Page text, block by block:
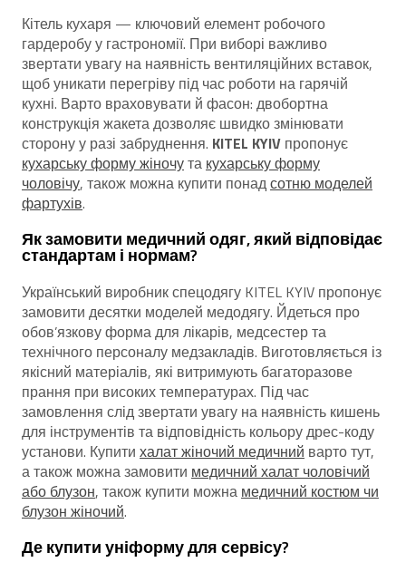
Кітель кухаря — ключовий елемент робочого
гардеробу у гастрономії. При виборі важливо
звертати увагу на наявність вентиляційних вставок,
щоб уникати перегріву під час роботи на гарячій
кухні. Варто враховувати й фасон: двобортна
конструкція жакета дозволяє швидко змінювати
сторону у разі забруднення. KITEL KYIV пропонує
кухарську форму жіночута кухарську форму
чоловічу, також можна купити понадсотню моделей
фартухів.
Як замовити медичний одяг, який відповідає
стандартам і нормам?
Український виробник спецодягу KITEL KYIV пропонує
замовити десятки моделей медодягу. Йдеться про
обов’язкову форма для лікарів, медсестер та
технічного персоналу медзакладів. Виготовляється із
якісний матеріалів, які витримують багаторазове
прання при високих температурах. Під час
замовлення слід звертати увагу на наявність кишень
для інструментів та відповідність кольору дрес-коду
установи. Купити халат жіночий медичний варто тут,
а також можна замовити медичний халат чоловічий
або блузон, також купити можна медичний костюм чи
блузон жіночий.
Де купити уніформу для сервісу?